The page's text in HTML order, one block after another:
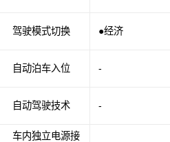
驾驶模式切换
自动泊车入位
自动驾驶技术
车内独立电源接
●经济
-
-